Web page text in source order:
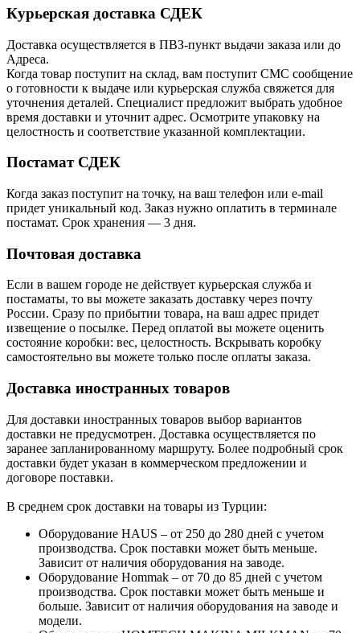
Курьерская доставка СДЕК
Доставка осуществляется в ПВЗ-пункт выдачи заказа или до
Адреса.
Когда товар поступит на склад, вам поступит СМС сообщение
о готовности к выдаче или курьерская служба свяжется для
уточнения деталей. Специалист предложит выбрать удобное
время доставки и уточнит адрес. Осмотрите упаковку на
целостность и соответствие указанной комплектации.
Постамат СДЕК
Когда заказ поступит на точку, на ваш телефон или e-mail
придет уникальный код. Заказ нужно оплатить в терминале
постамат. Срок хранения — 3 дня.
Почтовая доставка
Если в вашем городе не действует курьерская служба и
постаматы, то вы можете заказать доставку через почту
России. Сразу по прибытии товара, на ваш адрес придет
извещение о посылке. Перед оплатой вы можете оценить
состояние коробки: вес, целостность. Вскрывать коробку
самостоятельно вы можете только после оплаты заказа.
Доставка иностранных товаров
Для доставки иностранных товаров выбор вариантов
доставки не предусмотрен. Доставка осуществляется по
заранее запланированному маршруту. Более подробный срок
доставки будет указан в коммерческом предложении и
договоре поставки.
В среднем срок доставки на товары из Турции:
Оборудование HAUS – от 250 до 280 дней с учетом
производства. Срок поставки может быть меньше.
Зависит от наличия оборудования на заводе.
Оборудование Hommak – от 70 до 85 дней с учетом
производства. Срок поставки может быть меньше и
больше. Зависит от наличия оборудования на заводе и
модели.